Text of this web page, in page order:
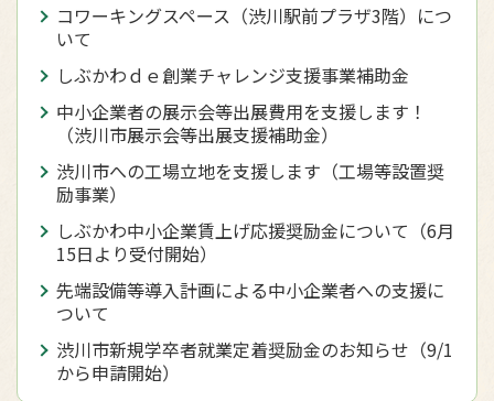
コワーキングスペース（渋川駅前プラザ3階）につ
いて
しぶかわｄｅ創業チャレンジ支援事業補助金
中小企業者の展示会等出展費用を支援します！
（渋川市展示会等出展支援補助金）
渋川市への工場立地を支援します（工場等設置奨
励事業）
しぶかわ中小企業賃上げ応援奨励金について（6月
15日より受付開始）
先端設備等導入計画による中小企業者への支援に
ついて
渋川市新規学卒者就業定着奨励金のお知らせ（9/1
から申請開始）